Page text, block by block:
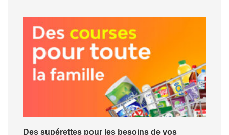
Des supérettes pour les besoins de vos